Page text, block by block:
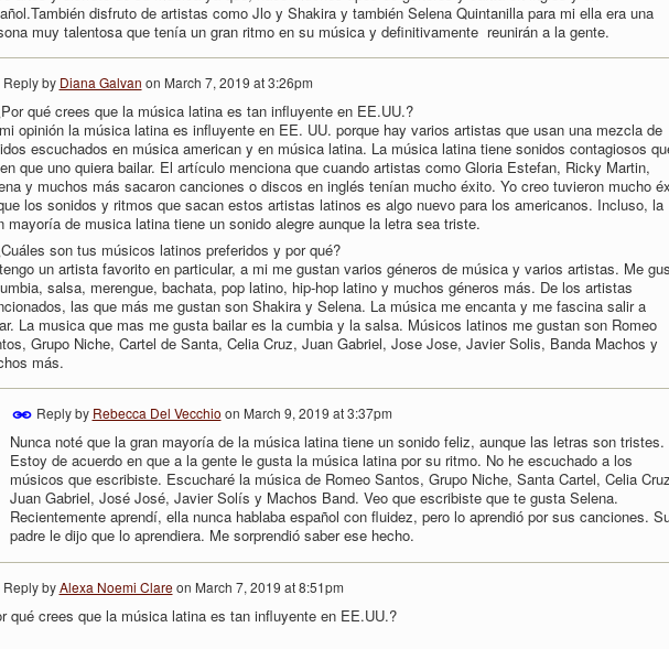
disfruto de artistas como Jlo y Shakira y también Selena Quintanilla para mi ella era una
muy talentosa que tenía un gran ritmo en su música y definitivamente reunirán a la gente.
Reply by Diana Galvan on March 7, 2019 at 3:26pm
qué crees que la música latina es tan influyente en EE.UU.?
opinión la música latina es influyente en EE. UU. porque hay varios artistas que usan una mezcla de
escuchados en música american y en música latina. La música latina tiene sonidos contagiosos
que uno quiera bailar. El artículo menciona que cuando artistas como Gloria Estefan, Ricky Martin,
y muchos más sacaron canciones o discos en inglés tenían mucho éxito. Yo creo tuvieron mucho
los sonidos y ritmos que sacan estos artistas latinos es algo nuevo para los americanos. Incluso, la
mayoría de musica latina tiene un sonido alegre aunque la letra sea triste.
son tus músicos latinos preferidos y por qué?
un artista favorito en particular, a mi me gustan varios géneros de música y varios artistas. Me
salsa, merengue, bachata, pop latino, hip-hop latino y muchos géneros más. De los artistas
las que más me gustan son Shakira y Selena. La música me encanta y me fascina salir a
La musica que mas me gusta bailar es la cumbia y la salsa. Músicos latinos me gustan son Romeo
Grupo Niche, Cartel de Santa, Celia Cruz, Juan Gabriel, Jose Jose, Javier Solis, Banda Machos y
más.
Reply by Rebecca Del Vecchio on March 9, 2019 at 3:37pm
Nunca noté que la gran mayoría de la música latina tiene un sonido feliz, aunque las letras son tristes.
Estoy de acuerdo en que a la gente le gusta la música latina por su ritmo. No he escuchado a los
músicos que escribiste. Escucharé la música de Romeo Santos, Grupo Niche, Santa Cartel, Celia
Juan Gabriel, José José, Javier Solís y Machos Band. Veo que escribiste que te gusta Selena.
Recientemente aprendí, ella nunca hablaba español con fluidez, pero lo aprendió por sus canciones.
padre le dijo que lo aprendiera. Me sorprendió saber ese hecho.
Reply by Alexa Noemi Clareon March 7, 2019 at 8:51pm
qué crees que la música latina es tan influyente en EE.UU.?